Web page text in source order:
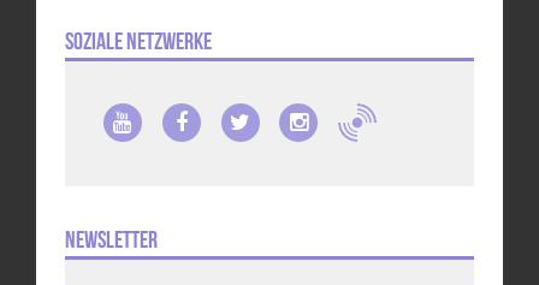
Soziale Netzwerke
Newsletter